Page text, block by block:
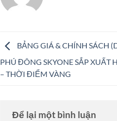
BẢNG GIÁ & CHÍNH SÁCH
PHÚ ĐÔNG SKYONE SẮP XUẤT
– THỜI ĐIỂM VÀNG
Để lại một bình luận